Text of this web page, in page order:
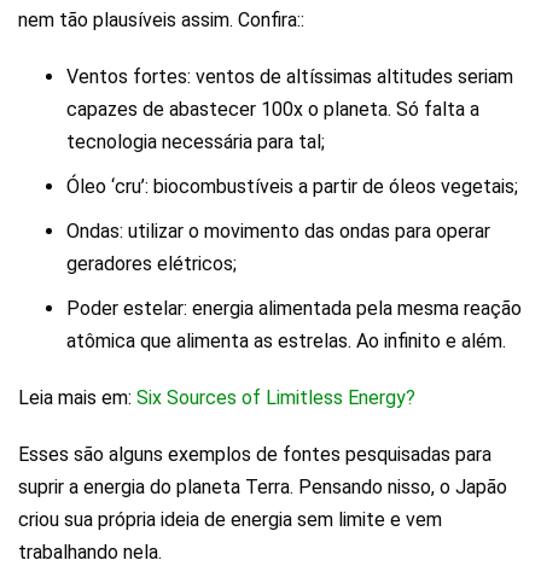
nem tão plausíveis assim. Confira::
Ventos fortes: ventos de altíssimas altitudes seriam
capazes de abastecer 100x o planeta. Só falta a
tecnologia necessária para tal;
Óleo ‘cru’: biocombustíveis a partir de óleos vegetais;
Ondas: utilizar o movimento das ondas para operar
geradores elétricos;
Poder estelar: energia alimentada pela mesma reação
atômica que alimenta as estrelas. Ao infinito e além.
Leia mais em: Six Sources of Limitless Energy?
Esses são alguns exemplos de fontes pesquisadas para
suprir a energia do planeta Terra. Pensando nisso, o Japão
criou sua própria ideia de energia sem limite e vem
trabalhando nela.